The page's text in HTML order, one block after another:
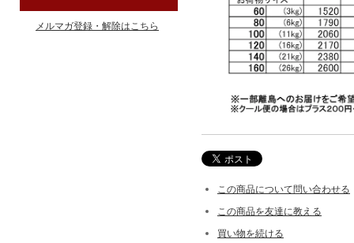
この商品について問い合わせる
この商品を友達に教える
買い物を続ける
メルマガ登録・解除はこちら